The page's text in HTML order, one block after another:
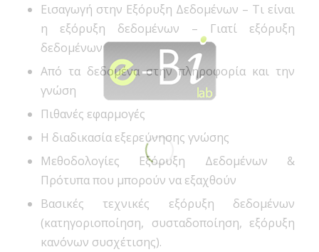
Εισαγωγή στην Εξόρυξη Δεδομένων – Τι είναι
η εξόρυξη δεδομένων – Γιατί εξόρυξη
δεδομένων
Από τα δεδομένα στην πληροφορία και την
γνώση
Πιθανές εφαρμογές
Η διαδικασία εξερεύνησης γνώσης
Μεθοδολογίες Εξόρυξη Δεδομένων &
Πρότυπα που μπορούν να εξαχθούν
Βασικές τεχνικές εξόρυξη δεδομένων
(κατηγοριοποίηση, συσταδοποίηση, εξόρυξη
κανόνων συσχέτισης).